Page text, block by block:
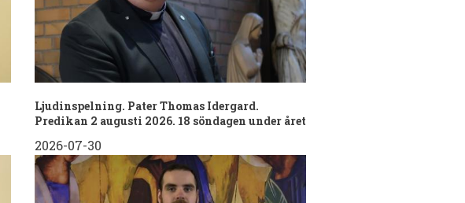
Ljudinspelning. Pater Thomas Idergard.
Predikan 2 augusti 2026. 18 söndagen under året
2026-07-30